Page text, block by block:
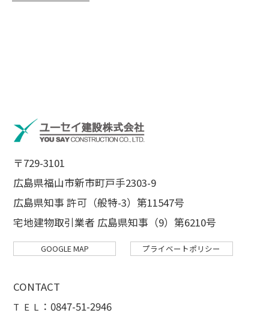
〒729-3101
広島県福山市新市町戸手2303-9
広島県知事 許可（般特-3）第11547号
宅地建物取引業者 広島県知事（9）第6210号
GOOGLE MAP プライベートポリシー
CONTACT
T E L ： 0847-51-2946